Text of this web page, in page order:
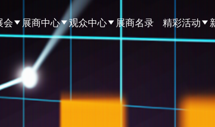
会 展商中心 观众中心 展商名录 精彩活动